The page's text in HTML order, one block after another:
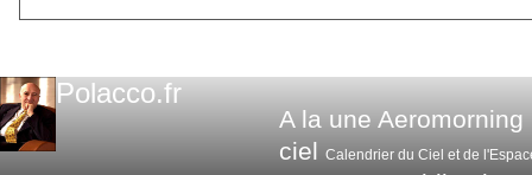
Polacco.fr
A la une Aeromorning
ciel Calendrier du Ciel et de